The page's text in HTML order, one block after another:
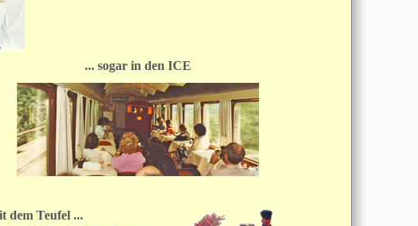
... sogar in den ICE
dem Teufel ...